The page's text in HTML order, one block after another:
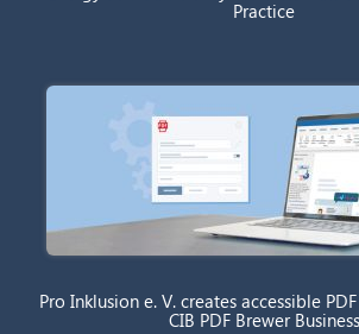
Practice
Pro Inklusion e. V. creates accessible
CIB PDF Brewer Business